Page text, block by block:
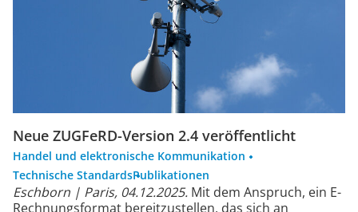
Neue ZUGFeRD-Version 2.4 veröffentlicht
Handel und elektronische Kommunikation
Technische StandardsPublikationen
Eschborn | Paris, 04.12.2025. Mit dem Anspruch, ein E-
Rechnungsformat bereitzustellen, das sich an